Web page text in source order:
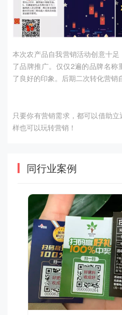
本次农产品自我营销活动创意十
了品牌推广。仅仅2遍的品牌名
了良好的印象。后期二次转化营销
只要你有营销需求，都可以借助
样也可以玩转营销！
同行业案例